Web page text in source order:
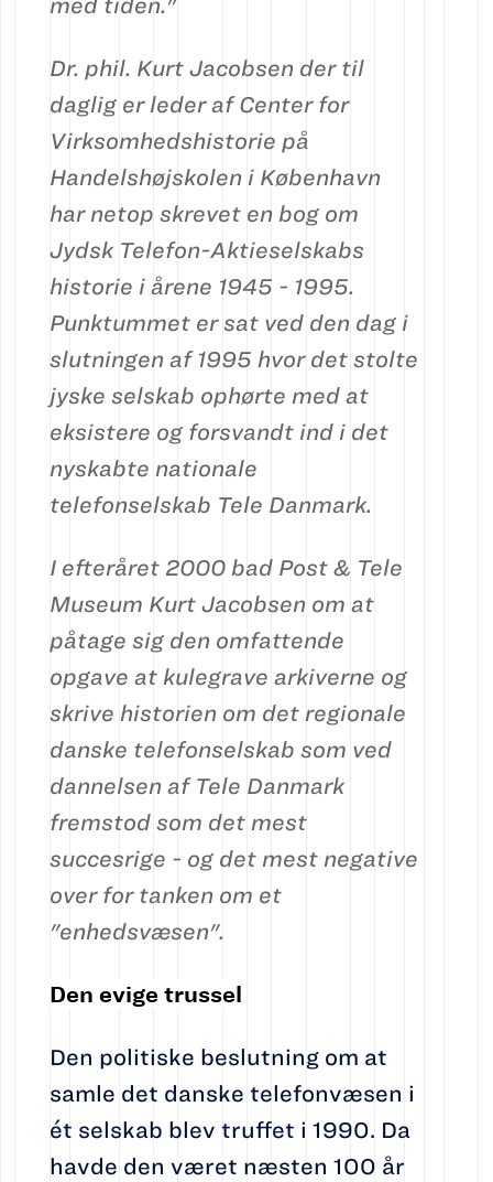
Dr. phil. Kurt Jacobsen der til
daglig er leder af Center for
Virksomhedshistorie på
Handelshøjskolen i København
har netop skrevet en bog om
Jydsk Telefon-Aktieselskabs
historie i årene 1945 - 1995.
Punktummet er sat ved den dag i
slutningen af 1995 hvor det stolte
jyske selskab ophørte med at
eksistere og forsvandt ind i det
nyskabte nationale
telefonselskab Tele Danmark.
I efteråret 2000 bad Post & Tele
Museum Kurt Jacobsen om at
påtage sig den omfattende
opgave at kulegrave arkiverne og
skrive historien om det regionale
danske telefonselskab som ved
dannelsen af Tele Danmark
fremstod som det mest
succesrige - og det mest negative
over for tanken om et
"enhedsvæsen".
Den evige trussel
Den politiske beslutning om at
samle det danske telefonvæsen i
ét selskab blev truffet i 1990. Da
havde den været næsten 100 år